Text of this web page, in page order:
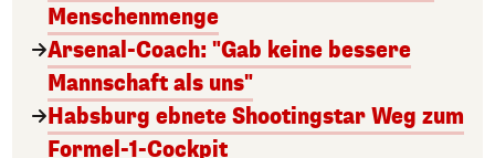
Menschenmenge
Arsenal-Coach: "Gab keine bessere
Mannschaft als uns"
Habsburg ebnete Shootingstar Weg zum
Formel-1-Cockpit